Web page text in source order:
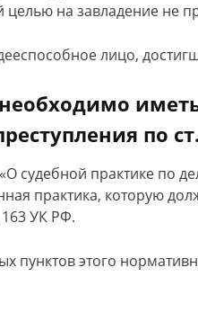
целью на завладение не
лицо,
по
судебной практике по
практика, которую
УК РФ.
пунктов этого